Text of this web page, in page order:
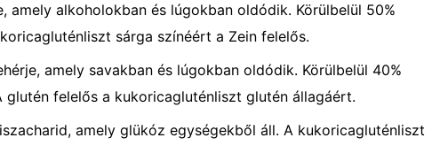
amely alkoholokban és lúgokban oldódik. Körülbelül 50%
sárga színéért a Zein felelős.
amely savakban és lúgokban oldódik. Körülbelül 40%
felelős a kukoricagluténliszt glutén állagáért.
amely glükóz egységekből áll. A kukoricagluténliszt